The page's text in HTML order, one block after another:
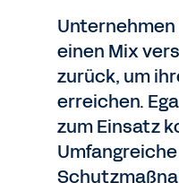
einen Mix
zurück, um
erreichen.
zum Einsatz
Umfangreiche